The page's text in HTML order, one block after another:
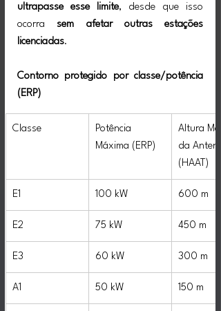
ultrapasse esse limite, desde que isso
ocorra sem afetar outras estações
licenciadas.
Contorno protegido por classe/potência
(ERP)
Classe
Potência
Máxima (ERP)
Altura
da Antena
(HAAT)
E1 100 kW 600 m
E2 75 kW 450 m
E3 60 kW 300 m
A1 50 kW 150 m